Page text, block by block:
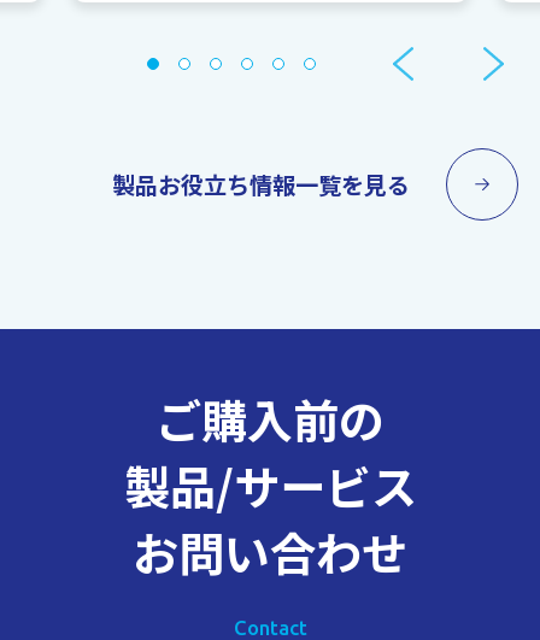
製品お役立ち情報一覧を見る
ご購入前の
製品/サービス
お問い合わせ
Contact